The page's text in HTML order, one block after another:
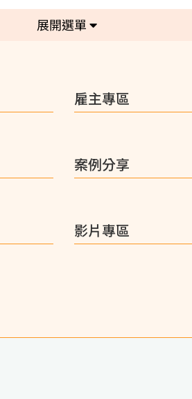
選單
雇主專區
案例分享
影片專區